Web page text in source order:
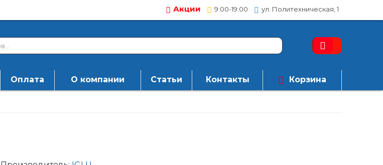
Акции 9:00-19:00 ул. Политехническая, 1
Оплата О компании Статьи Контакты Корзина